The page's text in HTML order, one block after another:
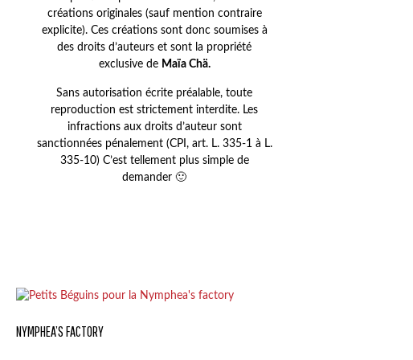
créations originales (sauf mention contraire
explicite). Ces créations sont donc soumises à
des droits d’auteurs et sont la propriété
exclusive de Maïa Chä.
Sans autorisation écrite préalable, toute
reproduction est strictement interdite. Les
infractions aux droits d’auteur sont
sanctionnées pénalement (CPI, art. L. 335-1 à L.
335-10) C’est tellement plus simple de
demander 🙂
NYMPHEA’S FACTORY